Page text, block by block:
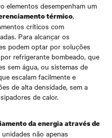
elementos desempenham um
térmico,
críticos com
Para alcançar os
podem optar por soluções
refrigerante bombeado, que
sem água, ou sistemas de
escalam facilmente e
de alta densidade, sem a
de calor.
da energia através de
unidades não apenas